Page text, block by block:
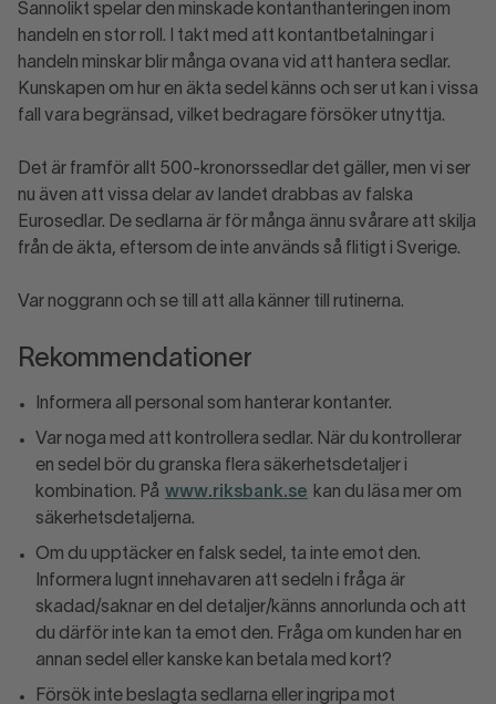
Sannolikt spelar den minskade kontanthanteringen inom
handeln en stor roll. I takt med att kontantbetalningar i
handeln minskar blir många ovana vid att hantera sedlar.
Kunskapen om hur en äkta sedel känns och ser ut kan i vissa
fall vara begränsad, vilket bedragare försöker utnyttja.
Det är framför allt 500-kronorssedlar det gäller, men vi ser
nu även att vissa delar av landet drabbas av falska
Eurosedlar. De sedlarna är för många ännu svårare att skilja
från de äkta, eftersom de inte används så flitigt i Sverige.
Var noggrann och se till att alla känner till rutinerna.
Rekommendationer
Informera all personal som hanterar kontanter.
Var noga med att kontrollera sedlar. När du kontrollerar
en sedel bör du granska flera säkerhetsdetaljer i
kombination. På www.riksbank.se kan du läsa mer om
säkerhetsdetaljerna.
Om du upptäcker en falsk sedel, ta inte emot den.
Informera lugnt innehavaren att sedeln i fråga är
skadad/saknar en del detaljer/känns annorlunda och att
du därför inte kan ta emot den. Fråga om kunden har en
annan sedel eller kanske kan betala med kort?
Försök inte beslagta sedlarna eller ingripa mot